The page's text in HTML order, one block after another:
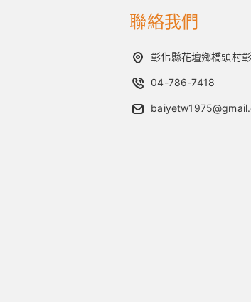
聯絡我們
彰化縣花壇鄉橋頭村
04-786-7418